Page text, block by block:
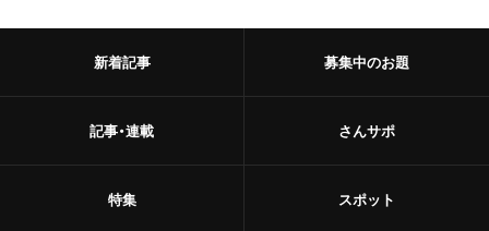
新着記事
記事・連載
特集
募集中のお題
さんサポ
スポット